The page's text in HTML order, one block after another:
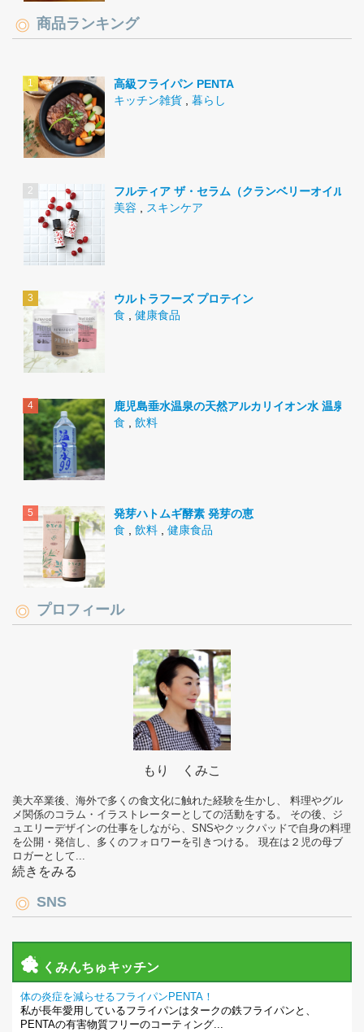
商品ランキング
高級フライパン PENTA
キッチン雑貨
暮らし
フルティア ザ・セラム（クランベリーオイル）
美容
スキンケア
ウルトラフーズ プロテイン
食
健康食品
鹿児島垂水温泉の天然アルカリイオン水 温泉水
食
飲料
発芽ハトムギ酵素 発芽の恵
食
飲料 健康食品
プロフィール
もり くみこ
美大卒業後、海外で多くの食文化に触れた経験を生かし、 料理やグル
メ関係のコラム・イラストレーターとしての活動をする。 その後、ジ
ュエリーデザインの仕事をしながら、SNSやクックパッドで自身の料理
を公開・発信し、多くのフォロワーを引きつける。 現在は２児の母ブ
ロガーとして...
続きをみる
SNS
くみんちゅキッチン
体の炎症を減らせるフライパンPENTA！
私が長年愛用しているフライパンはタークの鉄フライパンと、
PENTAの有害物質フリーのコーティング...